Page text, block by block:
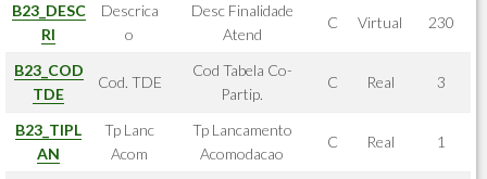
B23_DESC
RI
Descrica
o
Desc Finalidade
Atend
C Virtual 230
B23_COD
TDE
Cod. TDE
Cod Tabela Co-
Partip.
C Real 3
B23_TIPL
AN
Tp Lanc
Acom
Tp Lancamento
Acomodacao
C Real 1